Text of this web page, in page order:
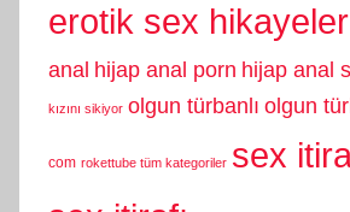
erotik sex
anal hijap anal porn hijap anal
kızını sikiyor olgun türbanlı olgun
com rokettube tüm kategoriler sex